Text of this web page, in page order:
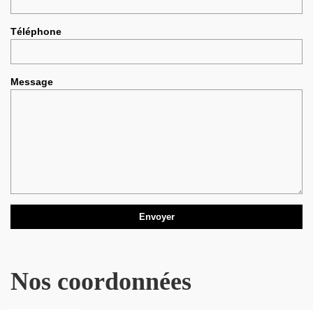
Téléphone
Message
Nos coordonnées